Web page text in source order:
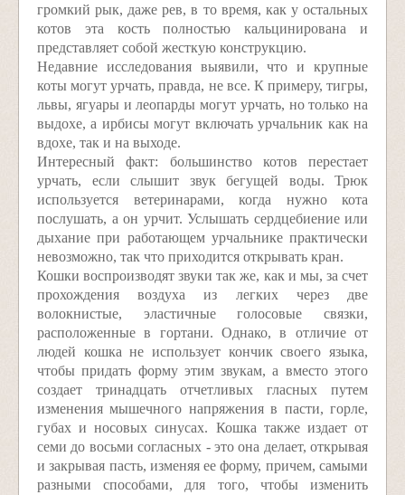
громкий рык, даже рев, в то время, как у остальных
котов эта кость полностью кальцинирована и
представляет собой жесткую конструкцию.
Недавние исследования выявили, что и крупные
коты могут урчать, правда, не все. К примеру, тигры,
львы, ягуары и леопарды могут урчать, но только на
выдохе, а ирбисы могут включать урчальник как на
вдохе, так и на выходе.
Интересный факт: большинство котов перестает
урчать, если слышит звук бегущей воды. Трюк
используется ветеринарами, когда нужно кота
послушать, а он урчит. Услышать сердцебиение или
дыхание при работающем урчальнике практически
невозможно, так что приходится открывать кран.
Кошки воспроизводят звуки так же, как и мы, за счет
прохождения воздуха из легких через две
волокнистые, эластичные голосовые связки,
расположенные в гортани. Однако, в отличие от
людей кошка не использует кончик своего языка,
чтобы придать форму этим звукам, а вместо этого
создает тринадцать отчетливых гласных путем
изменения мышечного напряжения в пасти, горле,
губах и носовых синусах. Кошка также издает от
семи до восьми согласных - это она делает, открывая
и закрывая пасть, изменяя ее форму, причем, самыми
разными способами, для того, чтобы изменить